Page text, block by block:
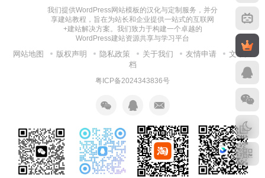
我们提供WordPress网站模板的汉化与定制服务，并分
享建站教程，旨在为站长和企业提供一站式的互联网
+建站解决方案。我们致力于构建一个卓越的
WordPress建站资源共享与学习平台
网站地图 版权声明 隐私政策 关于我们 友情申请
文章归
档
粤ICP备2024343836号